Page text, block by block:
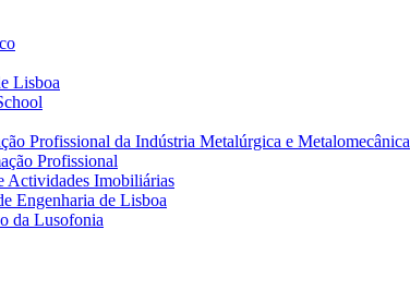
Lisboa
Profissional da Indústria Metalúrgica e Metalomecânica
Profissional
Actividades Imobiliárias
Engenharia de Lisboa
da Lusofonia